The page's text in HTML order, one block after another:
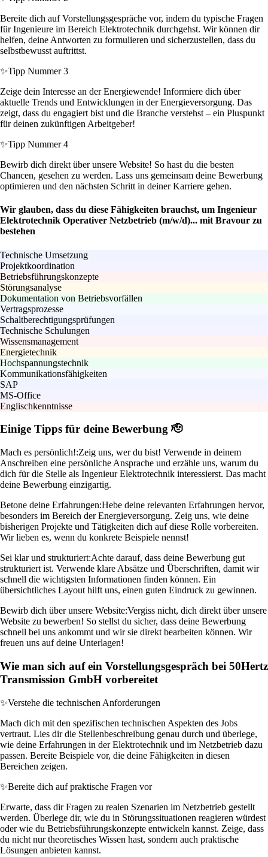
Bereite dich auf Vorstellungsgespräche vor, indem du typische Fragen
für Ingenieure im Bereich Elektrotechnik durchgehst. Wir können dir
helfen, deine Antworten zu formulieren und sicherzustellen, dass du
selbstbewusst auftrittst.
✨Tipp Nummer 3
Zeige dein Interesse an der Energiewende! Informiere dich über
aktuelle Trends und Entwicklungen in der Energieversorgung. Das
zeigt, dass du engagiert bist und die Branche verstehst – ein Pluspunkt
für deinen zukünftigen Arbeitgeber!
✨Tipp Nummer 4
Bewirb dich direkt über unsere Website! So hast du die besten
Chancen, gesehen zu werden. Lass uns gemeinsam deine Bewerbung
optimieren und den nächsten Schritt in deiner Karriere gehen.
Wir glauben, dass du diese Fähigkeiten brauchst, um Ingenieur
Elektrotechnik Operativer Netzbetrieb (m/w/d)... mit Bravour zu
bestehen
Technische Umsetzung
Projektkoordination
Betriebsführungskonzepte
Störungsanalyse
Dokumentation von Betriebsvorfällen
Vertragsprozesse
Schaltberechtigungsprüfungen
Technische Schulungen
Wissensmanagement
Energietechnik
Hochspannungstechnik
Kommunikationsfähigkeiten
SAP
MS-Office
Englischkenntnisse
Einige Tipps für deine Bewerbung 🫡
Mach es persönlich!:Zeig uns, wer du bist! Verwende in deinem
Anschreiben eine persönliche Ansprache und erzähle uns, warum du
dich für die Stelle als Ingenieur Elektrotechnik interessierst. Das macht
deine Bewerbung einzigartig.
Betone deine Erfahrungen:Hebe deine relevanten Erfahrungen hervor,
besonders im Bereich der Energieversorgung. Zeig uns, wie deine
bisherigen Projekte und Tätigkeiten dich auf diese Rolle vorbereiten.
Wir lieben es, wenn du konkrete Beispiele nennst!
Sei klar und strukturiert:Achte darauf, dass deine Bewerbung gut
strukturiert ist. Verwende klare Absätze und Überschriften, damit wir
schnell die wichtigsten Informationen finden können. Ein
übersichtliches Layout hilft uns, einen guten Eindruck zu gewinnen.
Bewirb dich über unsere Website:Vergiss nicht, dich direkt über unsere
Website zu bewerben! So stellst du sicher, dass deine Bewerbung
schnell bei uns ankommt und wir sie direkt bearbeiten können. Wir
freuen uns auf deine Unterlagen!
Wie man sich auf ein Vorstellungsgespräch bei 50Hertz
Transmission GmbH vorbereitet
✨Verstehe die technischen Anforderungen
Mach dich mit den spezifischen technischen Aspekten des Jobs
vertraut. Lies dir die Stellenbeschreibung genau durch und überlege,
wie deine Erfahrungen in der Elektrotechnik und im Netzbetrieb dazu
passen. Bereite Beispiele vor, die deine Fähigkeiten in diesen
Bereichen zeigen.
✨Bereite dich auf praktische Fragen vor
Erwarte, dass dir Fragen zu realen Szenarien im Netzbetrieb gestellt
werden. Überlege dir, wie du in Störungssituationen reagieren würdest
oder wie du Betriebsführungskonzepte entwickeln kannst. Zeige, dass
du nicht nur theoretisches Wissen hast, sondern auch praktische
Lösungen anbieten kannst.